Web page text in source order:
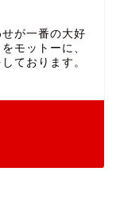
が一番の大好
モットーに、
ております。